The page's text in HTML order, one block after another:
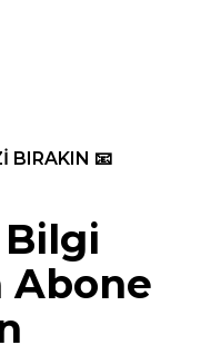
BIRAKIN 📧
Bilgi
Abone